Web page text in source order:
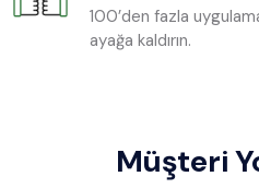
100’den fazla
ayağa kaldırın.
Müşteri